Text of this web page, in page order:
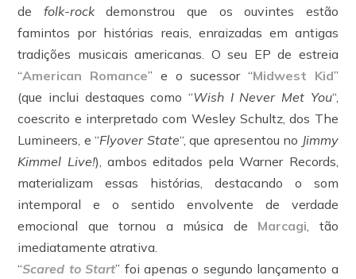
de folk-rockdemonstrou que os ouvintes estão
famintos por histórias reais, enraizadas em antigas
tradições musicais americanas. O seu EP de estreia
“American Romance” e o sucessor “Midwest Kid”
(que inclui destaques como “Wish I Never Met You“,
coescrito e interpretado com Wesley Schultz, dos The
Lumineers, e “Flyover State“, que apresentou no Jimmy
Kimmel Live!), ambos editados pela Warner Records,
materializam essas histórias, destacando o som
intemporal e o sentido envolvente de verdade
emocional que tornou a música de Marcagi , tão
imediatamente atrativa.
“Scared to Start” foi apenas o segundo lançamento a